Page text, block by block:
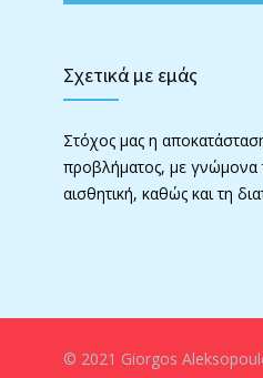
Σχετικά με εμάς
Στόχος μας η
προβλήματος, με γνώμονα
αισθητική, καθώς και τη
© 2021 Giorgos